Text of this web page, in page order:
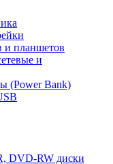
и планшетов
и
(Power Bank)
DVD-RW диски